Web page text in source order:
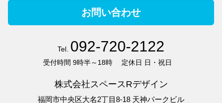
お問い合わせ
Tel. 092-720-2122
受付時間 9時半～18時 定休日 日・祝日
株式会社スペースRデザイン
福岡市中央区大名2丁目8-18 天神パークビル